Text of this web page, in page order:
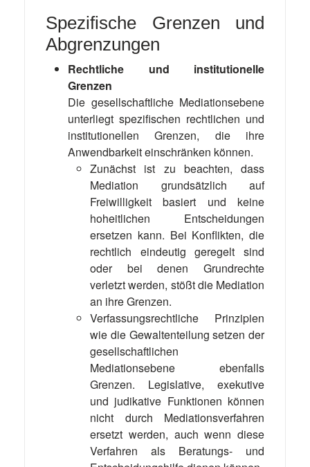
Spezifische Grenzen und
Abgrenzungen
Rechtliche und institutionelle
Grenzen
Die gesellschaftliche Mediationsebene
unterliegt spezifischen rechtlichen und
institutionellen Grenzen, die ihre
Anwendbarkeit einschränken können.
Zunächst ist zu beachten, dass
Mediation grundsätzlich auf
Freiwilligkeit basiert und keine
hoheitlichen Entscheidungen
ersetzen kann. Bei Konflikten, die
rechtlich eindeutig geregelt sind
oder bei denen Grundrechte
verletzt werden, stößt die Mediation
an ihre Grenzen.
Verfassungsrechtliche Prinzipien
wie die Gewaltenteilung setzen der
gesellschaftlichen
Mediationsebene ebenfalls
Grenzen. Legislative, exekutive
und judikative Funktionen können
nicht durch Mediationsverfahren
ersetzt werden, auch wenn diese
Verfahren als Beratungs- und